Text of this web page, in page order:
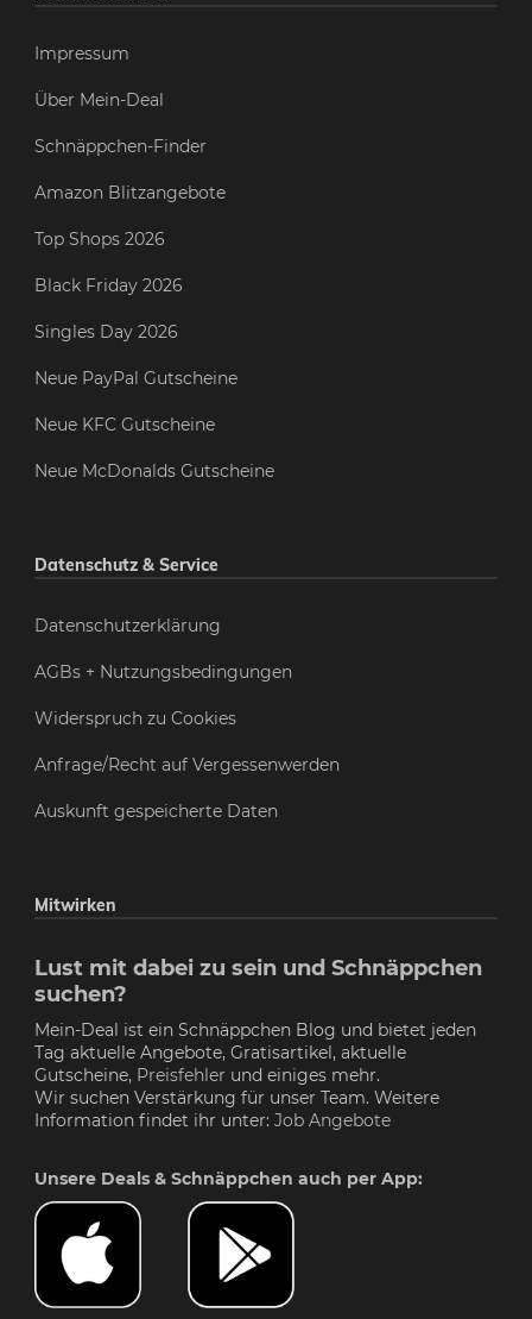
Impressum
Über Mein-Deal
Schnäppchen-Finder
Amazon Blitzangebote
Top Shops 2026
Black Friday 2026
Singles Day 2026
Neue PayPal Gutscheine
Neue KFC Gutscheine
Neue McDonalds Gutscheine
Datenschutz & Service
Datenschutzerklärung
AGBs + Nutzungsbedingungen
Widerspruch zu Cookies
Anfrage/Recht auf Vergessenwerden
Auskunft gespeicherte Daten
Mitwirken
Lust mit dabei zu sein und Schnäppchen
suchen?
Mein-Deal ist ein Schnäppchen Blog und bietet jeden
Tag aktuelle Angebote, Gratisartikel, aktuelle
Gutscheine, Preisfehler und einiges mehr.
Wir suchen Verstärkung für unser Team. Weitere
Information findet ihr unter: Job Angebote
Unsere Deals & Schnäppchen auch per App: